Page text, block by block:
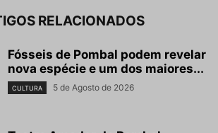
RELACIONADOS
Fósseis de Pombal podem revelar
nova espécie e um dos maiores...
CULTURA 5 de Agosto de 2026